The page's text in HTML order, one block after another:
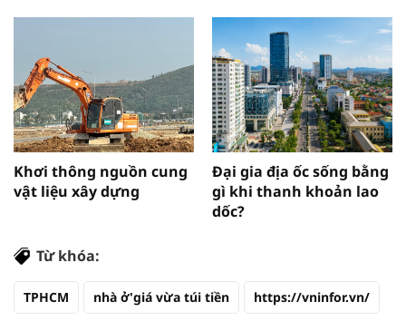
Khơi thông nguồn cung
vật liệu xây dựng
Đại gia địa ốc sống bằng
gì khi thanh khoản lao
dốc?
Từ khóa:
TPHCM nhà ở'giá vừa túi tiền https://vninfor.vn/